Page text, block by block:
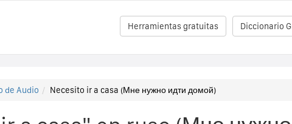
Diccionario
Herramientas gratuitas
de Audio Necesito ir a casa (Мне нужно идти домой)